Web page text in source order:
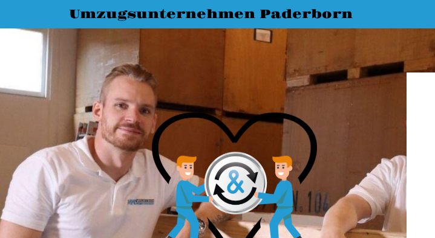
Umzugsunternehmen Paderborn